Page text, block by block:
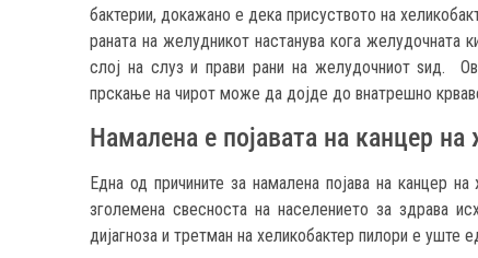
бактерии, докажано е дека присуството на
раната на желудникот настанува кога желудочната
слој на слуз и прави рани на желудочниот ѕид.
прскање на чирот може да дојде до внатрешно
Намалена е појавата на канцер на
Една од причините за намалена појава на канцер
зголемена свесноста на населението за здрава
дијагноза и третман на хеликобактер пилори е уште